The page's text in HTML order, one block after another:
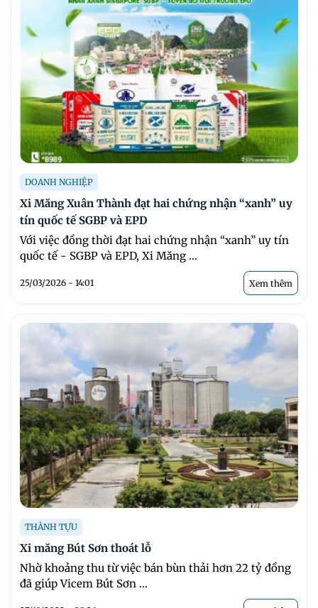
DOANH NGHIỆP
Xi Măng Xuân Thành đạt hai chứng nhận “xanh” uy
tín quốc tế SGBP và EPD
Với việc đồng thời đạt hai chứng nhận “xanh” uy tín
quốc tế - SGBP và EPD, Xi Măng ...
25/03/2026 - 14:01 Xem thêm
THÀNH TỰU
Xi măng Bút Sơn thoát lỗ
Nhờ khoảng thu từ việc bán bùn thải hơn 22 tỷ đồng
đã giúp Vicem Bút Sơn ...